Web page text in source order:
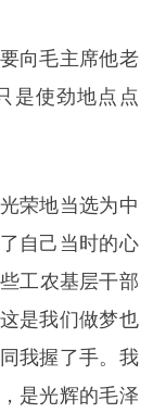
向毛主席他老
是使劲地点点
荣地当选为中
自己当时的心
工农基层干部
是我们做梦也
我握了手。我
是光辉的毛泽